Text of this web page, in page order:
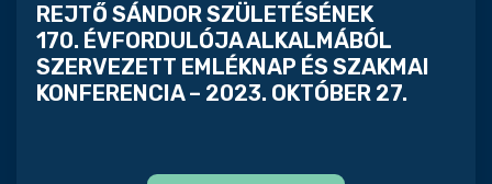
REJTŐ SÁNDOR SZÜLETÉSÉNEK
170. ÉVFORDULÓJA ALKALMÁBÓL
SZERVEZETT EMLÉKNAP ÉS SZAKMAI
KONFERENCIA – 2023. OKTÓBER 27.